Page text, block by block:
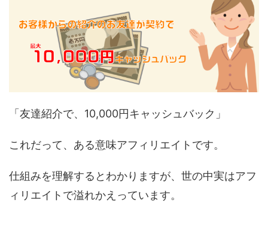
「友達紹介で、10,000円キャッシュバック」
これだって、ある意味アフィリエイトです。
仕組みを理解するとわかりますが、世の中実はアフ
ィリエイトで溢れかえっています。